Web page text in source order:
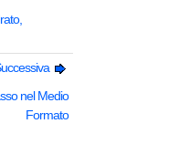
nel Medio
Formato